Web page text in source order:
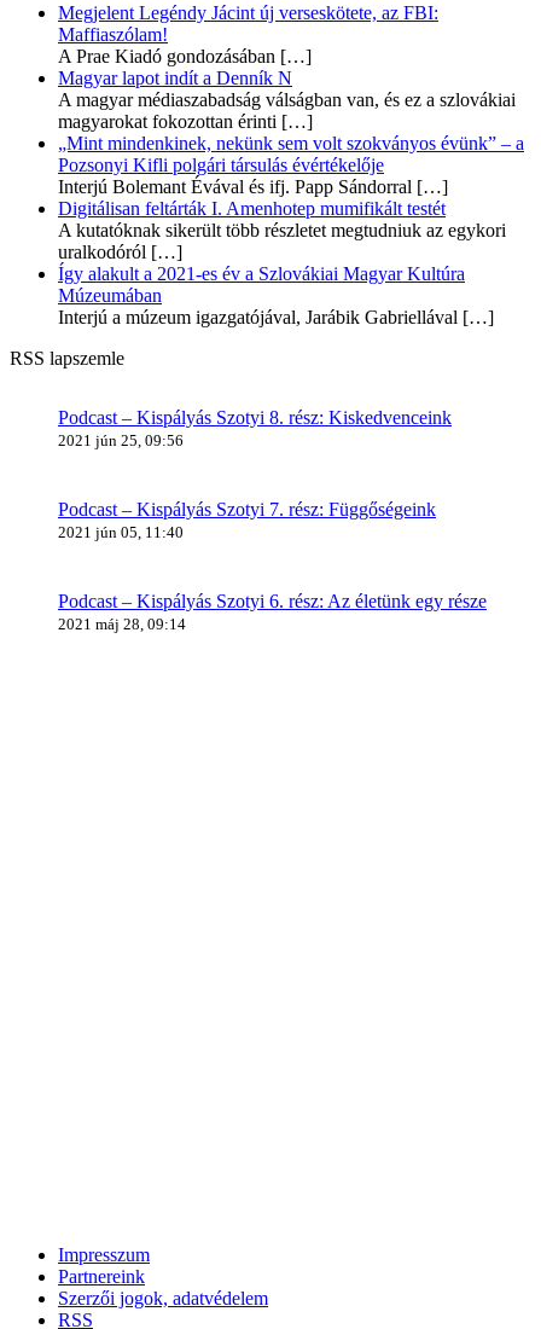
Megjelent Legéndy Jácint új verseskötete, az FBI:
Maffiaszólam!
A Prae Kiadó gondozásában […]
Magyar lapot indít a Denník N
A magyar médiaszabadság válságban van, és ez a szlovákiai
magyarokat fokozottan érinti […]
„Mint mindenkinek, nekünk sem volt szokványos évünk” – a
Pozsonyi Kifli polgári társulás évértékelője
Interjú Bolemant Évával és ifj. Papp Sándorral […]
Digitálisan feltárták I. Amenhotep mumifikált testét
A kutatóknak sikerült több részletet megtudniuk az egykori
uralkodóról […]
Így alakult a 2021-es év a Szlovákiai Magyar Kultúra
Múzeumában
Interjú a múzeum igazgatójával, Jarábik Gabriellával […]
RSS lapszemle
Podcast – Kispályás Szotyi 8. rész: Kiskedvenceink
2021 jún 25, 09:56
Podcast – Kispályás Szotyi 7. rész: Függőségeink
2021 jún 05, 11:40
Podcast – Kispályás Szotyi 6. rész: Az életünk egy része
2021 máj 28, 09:14
Impresszum
Partnereink
Szerzői jogok, adatvédelem
RSS